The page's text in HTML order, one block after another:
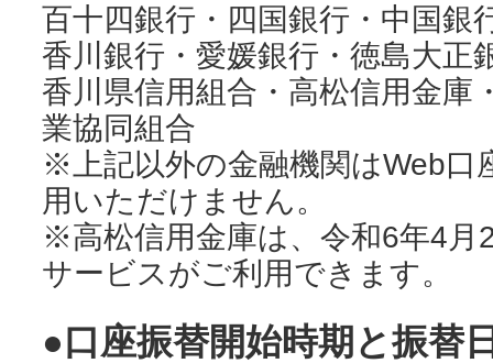
百十四銀行・四国銀行・中国銀
香川銀行・愛媛銀行・徳島大正
香川県信用組合・高松信用金庫
業協同組合
※上記以外の金融機関はWeb口
用いただけません。
※高松信用金庫は、令和6年4月
サービスがご利用できます。
●口座振替開始時期と振替